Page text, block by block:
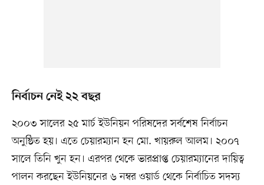
নির্বাচন নেই ২২ বছর
২০০৩ সালের ২৫ মার্চ ইউনিয়ন পরিষদের সর্বশেষ নির্বাচন
অনুষ্ঠিত হয়। এতে চেয়ারম্যান হন মো. খায়রুল আলম। ২০০৭
সালে তিনি খুন হন। এরপর থেকে ভারপ্রাপ্ত চেয়ারম্যানের দায়িত্ব
পালন করছেন ইউনিয়নের ৬ নম্বর ওয়ার্ড থেকে নির্বাচিত সদস্য